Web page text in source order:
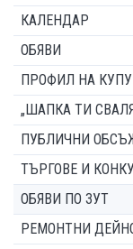
КАЛЕНДАР
ОБЯВИ
ПРОФИЛ НА
„ШАПКА ТИ
ПУБЛИЧНИ
ТЪРГОВЕ И
ОБЯВИ ПО ЗУТ
РЕМОНТНИ